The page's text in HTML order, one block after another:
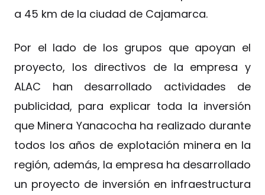
a 45 km de la ciudad de Cajamarca.
Por el lado de los grupos que apoyan el
proyecto, los directivos de la empresa y
ALAC han desarrollado actividades de
publicidad, para explicar toda la inversión
que Minera Yanacocha ha realizado durante
todos los años de explotación minera en la
región, además, la empresa ha desarrollado
un proyecto de inversión en infraestructura